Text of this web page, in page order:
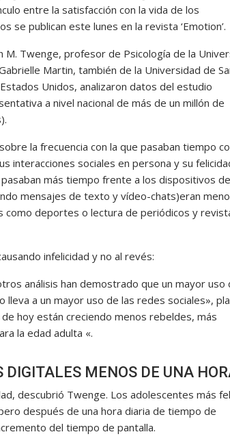
entre la satisfacción con la vida de los
publican este lunes en la revista ‘Emotion’.
Twenge, profesor de Psicología de la
Martin, también de la Universidad de
Unidos, analizaron datos del estudio
a nivel nacional de más de un millón de
la frecuencia con la que pasaban tiempo
interacciones sociales en persona y su
más tiempo frente a los dispositivos de
mensajes de texto y vídeo-chats)eran
como deportes o lectura de periódicos y
infelicidad y no al revés:
análisis han demostrado que un mayor uso
lleva a un mayor uso de las redes sociales»,
hoy están creciendo menos rebeldes, más
la edad adulta «.
DIGITALES MENOS DE UNA
descubrió Twenge. Los adolescentes más
después de una hora diaria de tiempo de
del tiempo de pantalla.